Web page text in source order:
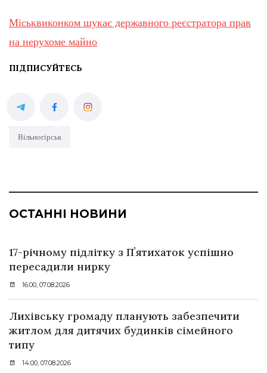
Міськвиконком шукає державного реєстратора прав
на нерухоме майно
ПІДПИСУЙТЕСЬ
Вільногірськ
ОСТАННІ НОВИНИ
17-річному підлітку з Пʼятихаток успішно
пересадили нирку
16:00, 07.08.2026
Лихівську громаду планують забезпечити
житлом для дитячих будинків сімейного
типу
14:00, 07.08.2026